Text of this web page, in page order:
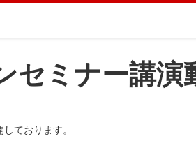
セミナー講
ております。